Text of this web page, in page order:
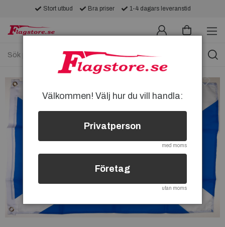
Stort utbud Bra priser 1-4 dagars leveranstid
Välkommen! Välj hur du vill handla:
Privatperson
med moms
Företag
utan moms